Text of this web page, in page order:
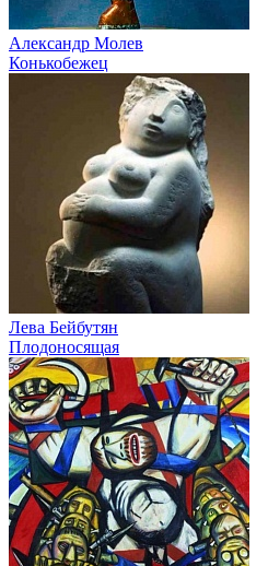
Александр Молев
Конькобежец
Лева Бейбутян
Плодоносящая